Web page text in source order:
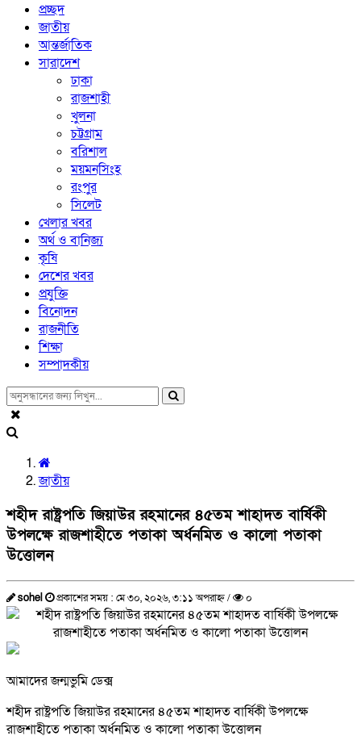
প্রচ্ছদ
জাতীয়
আন্তর্জাতিক
সারাদেশ
ঢাকা
রাজশাহী
খুলনা
চট্টগ্রাম
বরিশাল
ময়মনসিংহ
রংপুর
সিলেট
খেলার খবর
অর্থ ও বানিজ্য
কৃষি
দেশের খবর
প্রযুক্তি
বিনোদন
রাজনীতি
শিক্ষা
সম্পাদকীয়
জাতীয়
শহীদ রাষ্ট্রপতি জিয়াউর রহমানের ৪৫তম শাহাদত বার্ষিকী
উপলক্ষে রাজশাহীতে পতাকা অর্ধনমিত ও কালো পতাকা
উত্তোলন
sohel প্রকাশের সময় : মে ৩০, ২০২৬, ৩:১১ অপরাহ্ন / ০
আমাদের জন্মভুমি ডেক্স
শহীদ রাষ্ট্রপতি জিয়াউর রহমানের ৪৫তম শাহাদত বার্ষিকী উপলক্ষে
রাজশাহীতে পতাকা অর্ধনমিত ও কালো পতাকা উত্তোলন